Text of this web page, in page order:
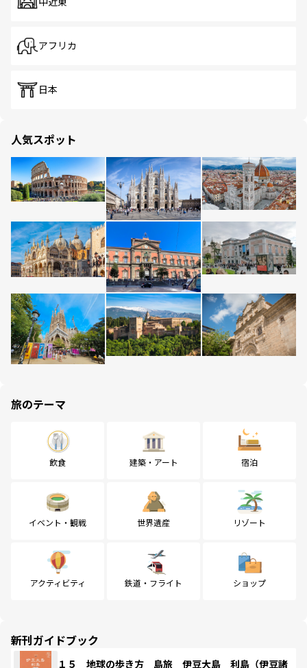
アフリカ
日本
人気スポット
旅のテーマ
飲食 建築・アート 宿泊
イベント・観戦 世界遺産 リゾート
アクティビティ 鉄道・フライト ショップ
新刊ガイドブック
１５ 地球の歩き方 島旅 伊豆大島 利島（伊豆諸